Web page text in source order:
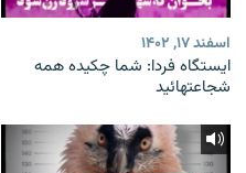
اسفند ۱۷, ۱۴۰۲
ایستگاه فردا: شما چکیده همه
شجاعتهائید